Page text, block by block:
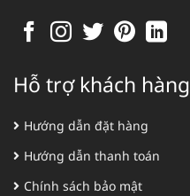
Hỗ trợ khách hàng
Hướng dẫn đặt hàng
Hướng dẫn thanh toán
Chính sách bảo mật